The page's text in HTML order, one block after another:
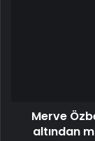
borsa
vurgunu
Merve
altından